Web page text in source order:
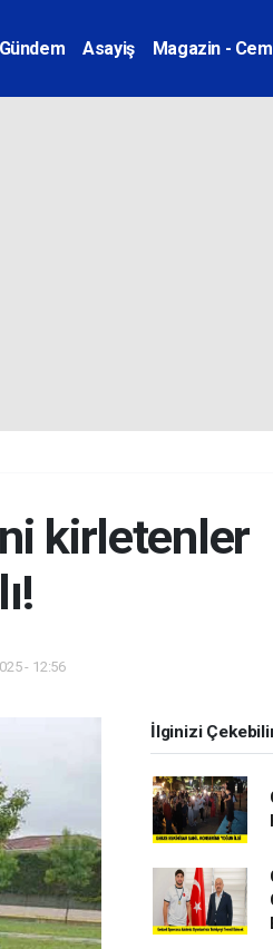
Gündem Asayiş Magazin -
kirletenler
- 12:56
İlginizi